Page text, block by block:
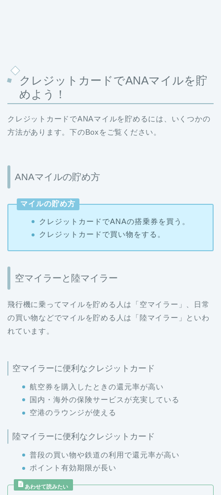
クレジットカードでANAマイルを貯
めよう！
クレジットカードでANAマイルを貯めるには、いくつかの
方法があります。下のBoxをご覧ください。
ANAマイルの貯め方
マイルの貯め方
クレジットカードでANAの搭乗券を買う。
クレジットカードで買い物をする。
空マイラーと陸マイラー
飛行機に乗ってマイルを貯める人は「空マイラー」、日常
の買い物などでマイルを貯める人は「陸マイラー」といわ
れています。
空マイラーに便利なクレジットカード
航空券を購入したときの還元率が高い
国内・海外の保険サービスが充実している
空港のラウンジが使える
陸マイラーに便利なクレジットカード
普段の買い物や鉄道の利用で還元率が高い
ポイント有効期限が長い